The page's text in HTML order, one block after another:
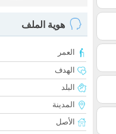
هوية الملف
العمر
الهدف
البلد
المدينة
الأصل